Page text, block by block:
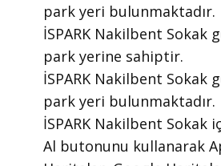
park yeri bulunmaktadır.
İSPARK Nakilbent Sokak
park yerine sahiptir.
İSPARK Nakilbent Sokak
park yeri bulunmaktadır.
İSPARK Nakilbent Sokak
Al butonunu kullanarak